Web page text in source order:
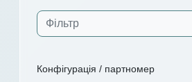
Конфігурація / партномер